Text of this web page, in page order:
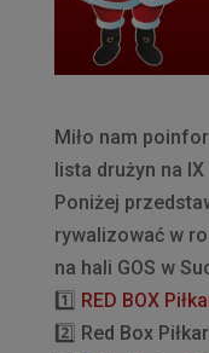
Miło nam
lista drużyn na
Poniżej
rywalizować w
na hali GOS w
1️⃣ RED BOX
2️⃣
Red Box